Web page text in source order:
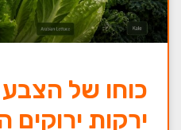
כוחו של
ירקות